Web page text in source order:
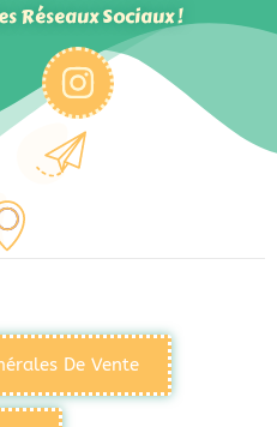
Réseaux Sociaux !
De Vente